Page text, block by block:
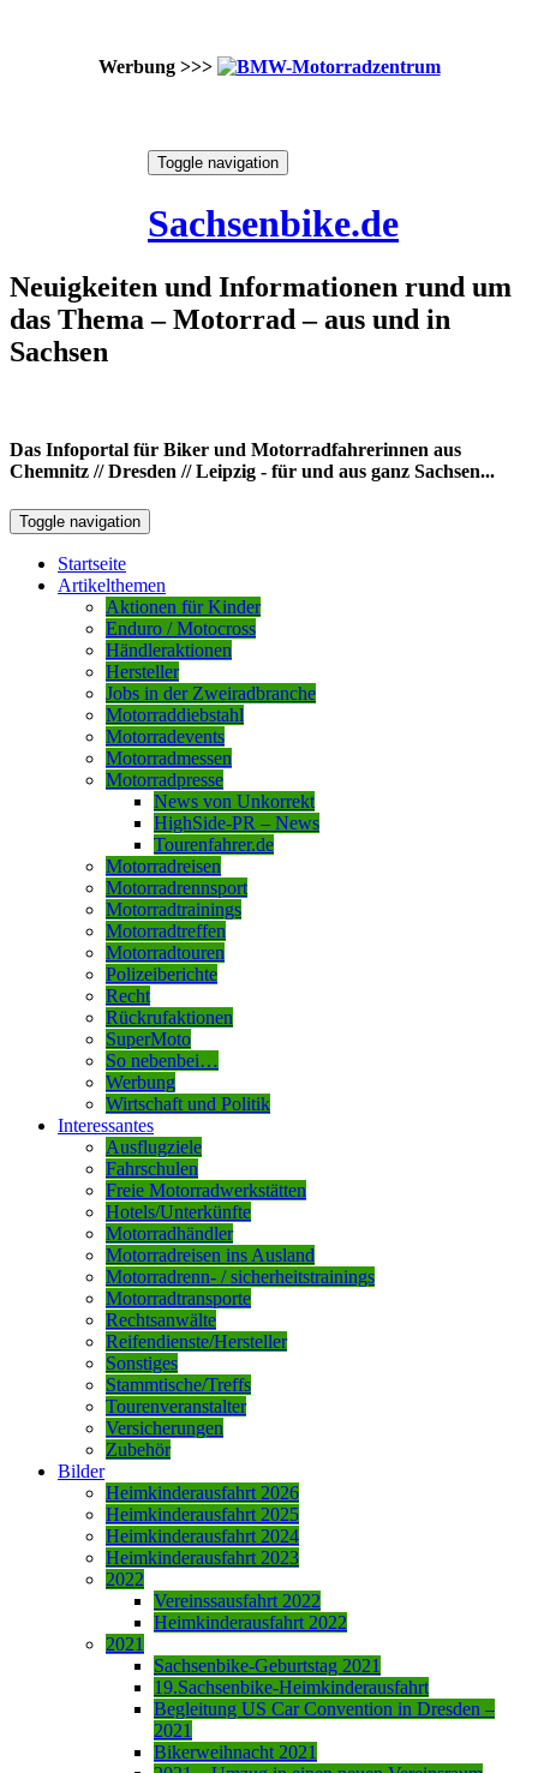
Werbung >>>
Toggle navigation
Sachsenbike.de
Neuigkeiten und Informationen rund um
das Thema – Motorrad – aus und in
Sachsen
Das Infoportal für Biker und Motorradfahrerinnen aus
Chemnitz // Dresden // Leipzig - für und aus ganz Sachsen...
Toggle navigation
Startseite
Artikelthemen
Aktionen für Kinder
Enduro / Motocross
Händleraktionen
Hersteller
Jobs in der Zweiradbranche
Motorraddiebstahl
Motorradevents
Motorradmessen
Motorradpresse
News von Unkorrekt
HighSide-PR – News
Tourenfahrer.de
Motorradreisen
Motorradrennsport
Motorradtrainings
Motorradtreffen
Motorradtouren
Polizeiberichte
Recht
Rückrufaktionen
SuperMoto
So nebenbei…
Werbung
Wirtschaft und Politik
Interessantes
Ausflugziele
Fahrschulen
Freie Motorradwerkstätten
Hotels/Unterkünfte
Motorradhändler
Motorradreisen ins Ausland
Motorradrenn- / sicherheitstrainings
Motorradtransporte
Rechtsanwälte
Reifendienste/Hersteller
Sonstiges
Stammtische/Treffs
Tourenveranstalter
Versicherungen
Zubehör
Bilder
Heimkinderausfahrt 2026
Heimkinderausfahrt 2025
Heimkinderausfahrt 2024
Heimkinderausfahrt 2023
2022
Vereinssausfahrt 2022
Heimkinderausfahrt 2022
2021
Sachsenbike-Geburtstag 2021
19.Sachsenbike-Heimkinderausfahrt
Begleitung US Car Convention in Dresden –
2021
Bikerweihnacht 2021